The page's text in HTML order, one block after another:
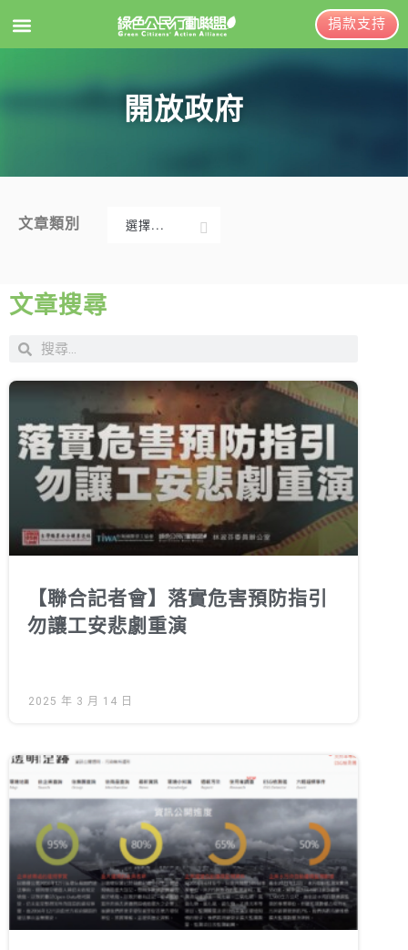
大事記
聯絡資訊
廢除核電
淨零轉型
綠盟觀點
新聞稿及聲明
投書及專欄
出版及義賣品
捐款支持
徵才資訊
活動行事曆
活動紀錄
教育推廣申請
捐款支持
開放政府
文章類別 選擇...
文章搜尋
【聯合記者會】落實危害預防指引
勿讓工安悲劇重演
2025 年 3 月 14 日